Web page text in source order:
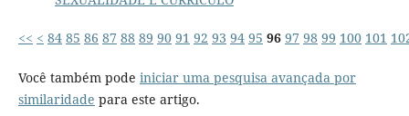
<< < 84 85 86 87 88 89 90 91 92 93 94 95 96 97 98 99 100 101
Você também pode iniciar uma pesquisa avançada por
similaridade para este artigo.